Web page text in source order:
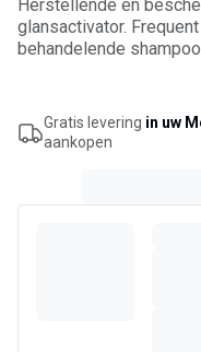
Herstellende en
glansactivator.
behandelende
Gratis levering in uw
aankopen